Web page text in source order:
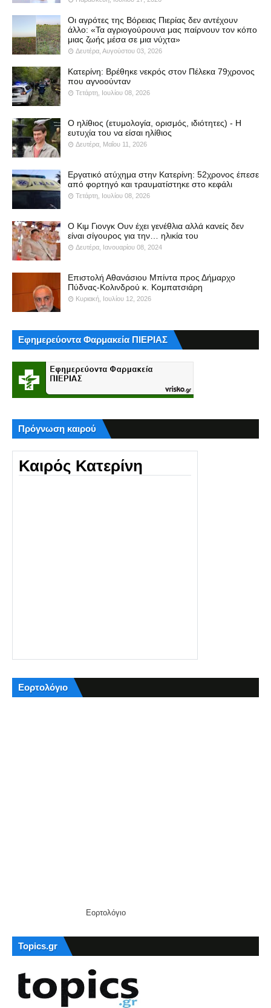
Οι αγρότες της Βόρειας Πιερίας δεν αντέχουν
άλλο: «Τα αγριογούρουνα μας παίρνουν τον κόπο
μιας ζωής μέσα σε μια νύχτα»
Δευτέρα, Αυγούστου 03, 2026
Κατερίνη: Βρέθηκε νεκρός στον Πέλεκα 79χρονος
που αγνοούνταν
Τετάρτη, Ιουλίου 08, 2026
Ο ηλίθιος (ετυμολογία, ορισμός, ιδιότητες) - Η
ευτυχία του να είσαι ηλίθιος
Δευτέρα, Μαΐου 11, 2026
Εργατικό ατύχημα στην Κατερίνη: 52χρονος έπεσε
από φορτηγό και τραυματίστηκε στο κεφάλι
Τετάρτη, Ιουλίου 08, 2026
Ο Κιμ Γιονγκ Ουν έχει γενέθλια αλλά κανείς δεν
είναι σίγουρος για την… ηλικία του
Δευτέρα, Ιανουαρίου 08, 2024
Επιστολή Αθανάσιου Μπίντα προς Δήμαρχο
Πύδνας-Κολινδρού κ. Κομπατσιάρη
Κυριακή, Ιουλίου 12, 2026
Εφημερεύοντα Φαρμακεία ΠΙΕΡΙΑΣ
Πρόγνωση καιρού
Καιρός Κατερίνη
Εορτολόγιο
Εορτολόγιο
Topics.gr